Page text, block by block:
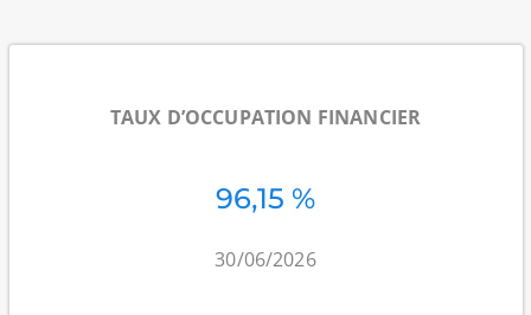
TAUX D’OCCUPATION FINANCIER
96,15 %
30/06/2026